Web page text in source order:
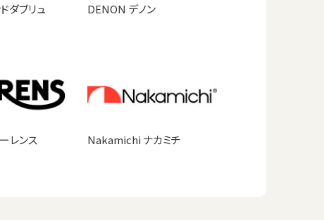
ダブリュ DENON デノン
レンス Nakamichi ナカミチ